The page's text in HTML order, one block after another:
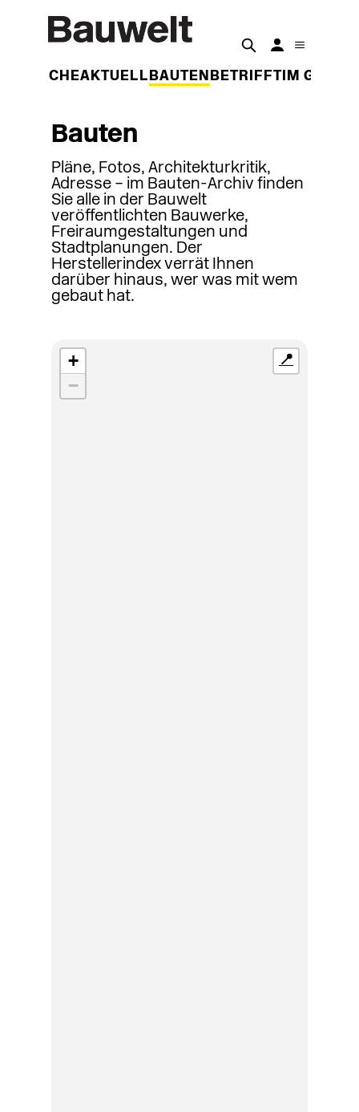
WOCHEAKTUELL BAUTEN BETRIFFT IM
Bauten
Pläne, Fotos, Architekturkritik,
Adresse – im Bauten-Archiv finden
Sie alle in der Bauwelt
veröffentlichten Bauwerke,
Freiraumgestaltungen und
Stadtplanungen. Der
Herstellerindex verrät Ihnen
darüber hinaus, wer was mit wem
gebaut hat.
+
−
📍